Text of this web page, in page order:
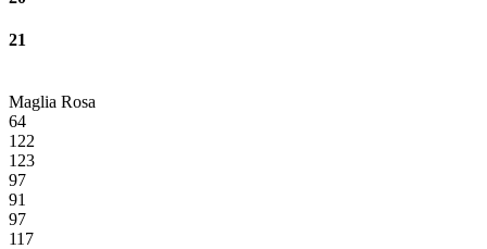
21
Maglia Rosa
64
122
123
97
91
97
117